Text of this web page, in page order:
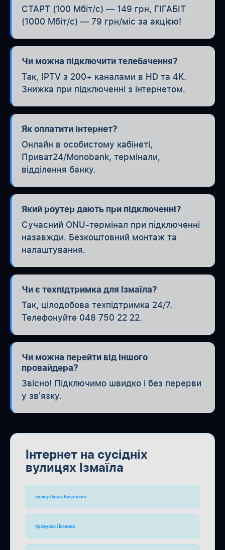
СТАРТ (100 Мбіт/с) — 149 грн, ГІГАБІТ
(1000 Мбіт/с) — 79 грн/міс за акцією!
Чи можна підключити телебачення?
Так, IPTV з 200+ каналами в HD та 4K.
Знижка при підключенні з інтернетом.
Як оплатити інтернет?
Онлайн в особистому кабінеті,
Приват24/Monobank, термінали,
відділення банку.
Який роутер дають при підключенні?
Сучасний ONU-термінал при підключенні
назавжди. Безкоштовний монтаж та
налаштування.
Чи є техпідтримка для Ізмаїла?
Так, цілодобова техпідтримка 24/7.
Телефонуйте 048 750 22 22.
Чи можна перейти від іншого
провайдера?
Звісно! Підключимо швидко і без перерви
у зв'язку.
Інтернет на сусідніх
вулицях Ізмаїла
вулиця Івана Багряного
провулок Лисенка